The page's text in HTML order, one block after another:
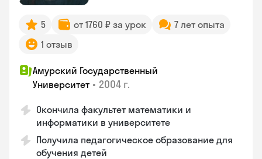
5 от 1760 ₽ за урок
7 лет опыта
1 отзыв
Амурский Государственный
Университет • 2004 г.
Окончила факультет математики и
информатики в университете
Получила педагогическое образование для
обучения детей